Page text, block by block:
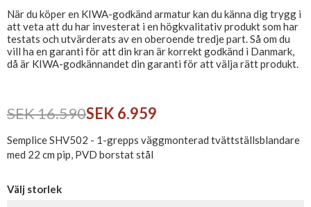
När du köper en KIWA-godkänd armatur kan du känna dig trygg i
att veta att du har investerat i en högkvalitativ produkt som har
testats och utvärderats av en oberoende tredje part. Så om du
vill ha en garanti för att din kran är korrekt godkänd i Danmark,
då är KIWA-godkännandet din garanti för att välja rätt produkt.
SEK 16.590SEK 6.959
Semplice SHV502 - 1-grepps väggmonterad tvättställsblandare
med 22 cm pip, PVD borstat stål
Välj storlek